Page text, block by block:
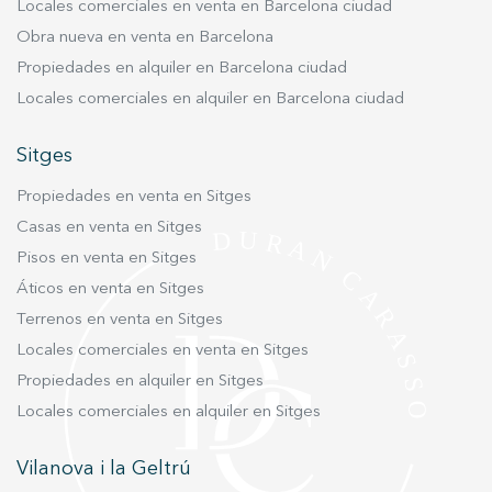
espacio de almacenaje, conectando con un
salón-comedor de diseño contemporáneo,
donde un gran ventanal inunda la estancia de
luz natural y ofrece unas vistas espectaculares.
empotrados. El baño, de estilo moderno,
dispone de una ducha amplia y acabados de
alta calidad. La vivienda cuenta con suelos de
parquet y un sistema de climatización por
muebles de la vivienda son opcionales. Vivir en
esta ubicación privilegiada significa estar a
escasos minutos del mar, rodeado de los
mejores restaurantes, comercios y servicios de la
inmejorable con el transporte público,
Locales comerciales en venta en Barcelona ciudad
Obra nueva en venta en Barcelona
Propiedades en alquiler en Barcelona ciudad
Locales comerciales en alquiler en Barcelona ciudad
Sitges
Propiedades en venta en Sitges
Casas en venta en Sitges
Pisos en venta en Sitges
Áticos en venta en Sitges
Terrenos en venta en Sitges
Locales comerciales en venta en Sitges
Propiedades en alquiler en Sitges
Locales comerciales en alquiler en Sitges
Vilanova i la Geltrú